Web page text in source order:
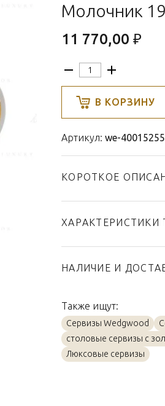
Молочник
11 770,00 ₽
В КОРЗИНУ
Артикул: we-40015255
КОРОТКОЕ
ХАРАКТЕРИСТИКИ
Коллекция
Материал
Объем / Размер
НАЛИЧИЕ И
Также ищут:
Сервизы Wedgwood
столовые сервизы с
Люксовые сервизы